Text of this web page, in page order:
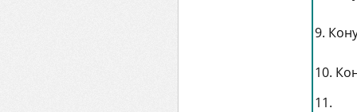
9.
10.
11.